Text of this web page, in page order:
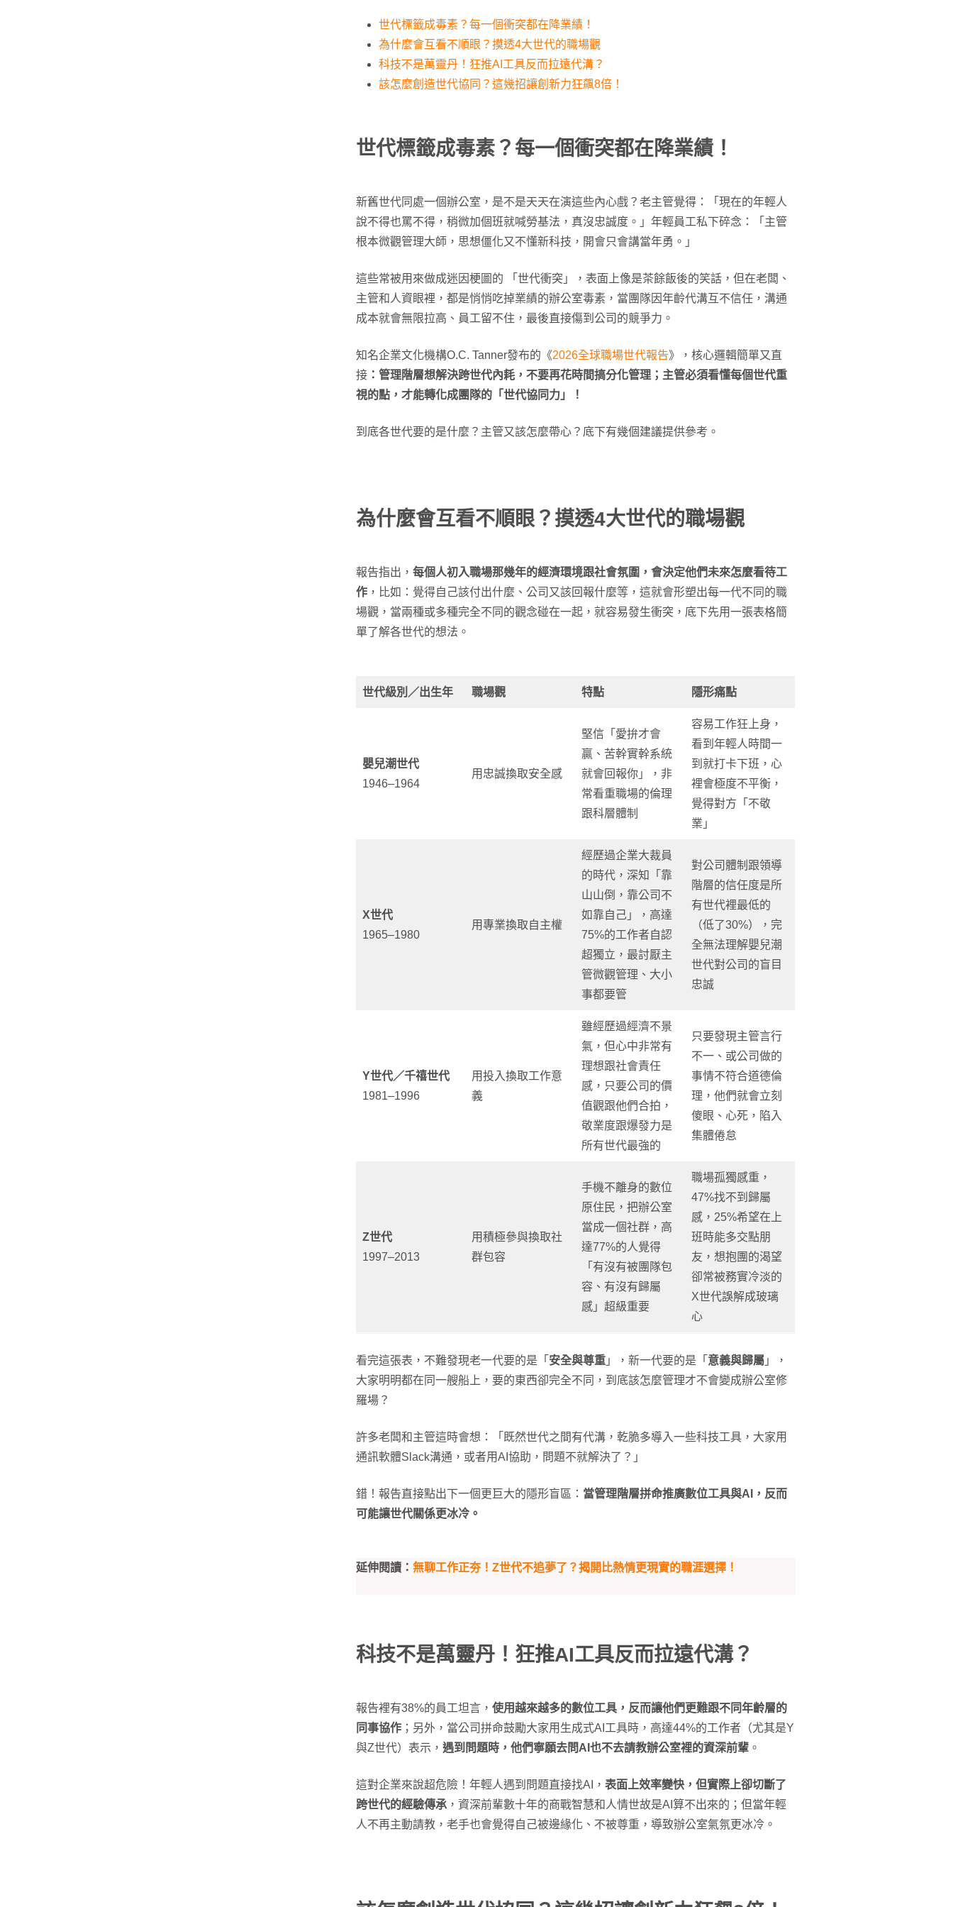
世代標籤成毒素？每一個衝突都在降業績！
為什麼會互看不順眼？摸透4大世代的職場觀
科技不是萬靈丹！狂推AI工具反而拉遠代溝？
該怎麼創造世代協同？這幾招讓創新力狂飆8倍！
世代標籤成毒素？每一個衝突都在降業績 ！
新舊世代同處一個辦公室，是不是天天在演這些內心戲？老主管覺得：「現在的年輕人
說不得也罵不得，稍微加個班就喊勞基法，真沒忠誠度。」年輕員工私下碎念：「主管
根本微觀管理大師，思想僵化又不懂新科技，開會只會講當年勇。」
這些常被用來做成迷因梗圖的 「世代衝突」，表面上像是茶餘飯後的笑話，但在老闆、
主管和人資眼裡，都是悄悄吃掉業績的辦公室毒素，當團隊因年齡代溝互不信任，溝通
成本就會無限拉高、員工留不住，最後直接傷到公司的競爭力。
知名企業文化機構O.C. Tanner發布的《2026全球職場世代報告》，核心邏輯簡單又直
接 ：管理階層想解決跨世代內耗，不要再花時間搞分化管理；主管必須看懂每個世代重
視的點，才能轉化成團隊的「世代協同力」！
到底各世代要的是什麼？主管又該怎麼帶心？底下有幾個建議提供參考。
為什麼會互看不順眼？摸透4大世代的職場觀
報告指出， 每個人初入職場那幾年的經濟環境跟社會氛圍，會決定他們未來怎麼看待工
作 ，比如：覺得自己該付出什麼、公司又該回報什麼等，這就會形塑出每一代不同的職
場觀，當兩種或多種完全不同的觀念碰在一起，就容易發生衝突，底下先用一張表格簡
單了解各世代的想法。
世代級別／出生年 職場觀 特點 隱形痛點
嬰兒潮世代
1946–1964
用忠誠換取安全感
堅信「愛拚才會
贏、苦幹實幹系統
就會回報你」，非
常看重職場的倫理
跟科層體制
容易工作狂上身，
看到年輕人時間一
到就打卡下班，心
裡會極度不平衡，
覺得對方「不敬
業」
X世代
1965–1980
用專業換取自主權
經歷過企業大裁員
的時代，深知「靠
山山倒，靠公司不
如靠自己」，高達
75%的工作者自認
超獨立，最討厭主
管微觀管理、大小
事都要管
對公司體制跟領導
階層的信任度是所
有世代裡最低的
（低了30%），完
全無法理解嬰兒潮
世代對公司的盲目
忠誠
Y世代／千禧世代
1981–1996
用投入換取工作意
義
雖經歷過經濟不景
氣，但心中非常有
理想跟社會責任
感，只要公司的價
值觀跟他們合拍，
敬業度跟爆發力是
所有世代最強的
只要發現主管言行
不一、或公司做的
事情不符合道德倫
理，他們就會立刻
傻眼、心死，陷入
集體倦怠
Z世代
1997–2013
用積極參與換取社
群包容
手機不離身的數位
原住民，把辦公室
當成一個社群，高
達77%的人覺得
「有沒有被團隊包
容、有沒有歸屬
感」超級重要
職場孤獨感重，
47%找不到歸屬
感，25%希望在上
班時能多交點朋
友，想抱團的渴望
卻常被務實冷淡的
X世代誤解成玻璃
心
看完這張表，不難發現老一代要的是「 安全與尊重 」，新一代要的是「 意義與歸屬 」，
大家明明都在同一艘船上，要的東西卻完全不同，到底該怎麼管理才不會變成辦公室修
羅場？
許多老闆和主管這時會想：「既然世代之間有代溝，乾脆多導入一些科技工具，大家用
通訊軟體Slack溝通，或者用AI協助，問題不就解決了？」
錯！報告直接點出下一個更巨大的隱形盲區： 當管理階層拼命推廣數位工具與AI，反而
可能讓世代關係更冰冷。
延伸閱讀： 無聊工作正夯！Z世代不追夢了？揭開比熱情更現實的職涯選擇！
科技不是萬靈丹！狂推AI工具反而拉遠代溝？
報告裡有38%的員工坦言， 使用越來越多的數位工具，反而讓他們更難跟不同年齡層的
同事協作 ；另外，當公司拼命鼓勵大家用生成式AI工具時，高達44%的工作者（尤其是Y
與Z世代）表示， 遇到問題時，他們寧願去問AI也不去請教辦公室裡的資深前輩 。
這對企業來說超危險！年輕人遇到問題直接找AI， 表面上效率變快，但實際上卻切斷了
跨世代的經驗傳承 ，資深前輩數十年的商戰智慧和人情世故是AI算不出來的；但當年輕
人不再主動請教，老手也會覺得自己被邊緣化、不被尊重，導致辦公室氣氛更冰冷。